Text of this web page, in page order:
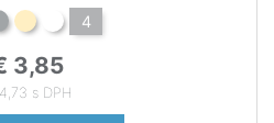
4
3,85
s DPH